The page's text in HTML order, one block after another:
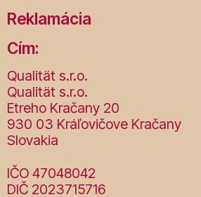
Reklamácia
Cím:
Qualität s.r.o.
Qualität s.r.o.
Etreho Kračany 20
930 03 Kráľovičove Kračany
Slovakia
IČO 47048042
DIČ 2023715716